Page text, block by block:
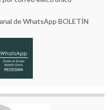
de WhatsApp BOLETÍN